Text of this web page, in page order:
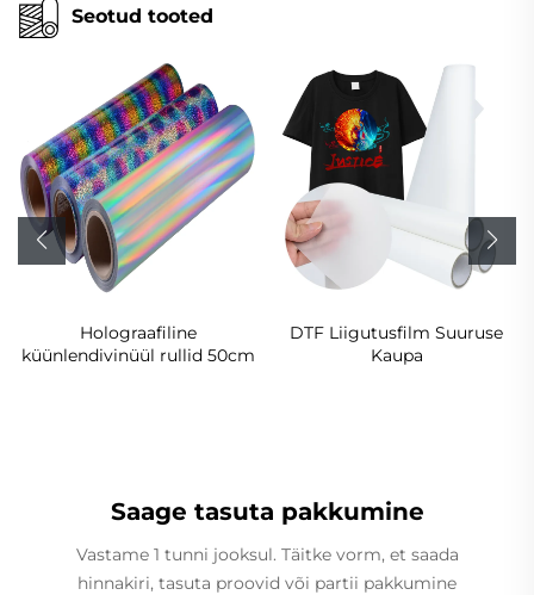
Seotud tooted
Holograafiline
küünlendivinüül rullid 50cm
DTF Liigutusfilm Suuruse
Kaupa
Saage tasuta pakkumine
Vastame 1 tunni jooksul. Täitke vorm, et saada
hinnakiri, tasuta proovid või partii pakkumine